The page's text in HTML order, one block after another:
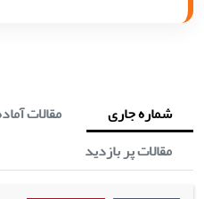
شماره جاری
مقالات
مقالات پر بازدید